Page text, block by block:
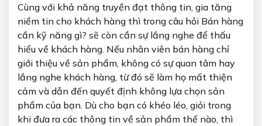
Cùng với khả năng truyền đạt thông tin, gia tăng
niềm tin cho khách hàng thì trong câu hỏi Bán hàng
cần kỹ năng gì? sẽ còn cần sự lắng nghe để thấu
hiểu về khách hàng. Nếu nhân viên bán hàng chỉ
giới thiệu về sản phẩm, không có sự quan tâm hay
lắng nghe khách hàng, từ đó sẽ làm họ mất thiện
cảm và dẫn đến quyết định không lựa chọn sản
phẩm của bạn. Dù cho bạn có khéo léo, giỏi trong
khi đưa ra các thông tin về sản phẩm thế nào, thì